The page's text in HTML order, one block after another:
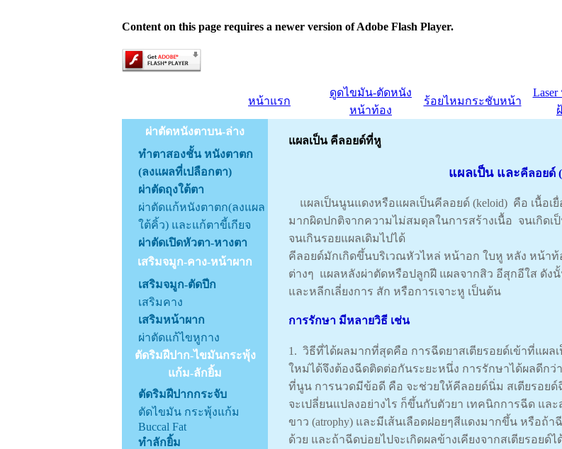
Content on this page requires a newer version of Adobe Flash Player.
หน้าแรก
ดูดไขมัน-ตัดหนัง
หน้าท้อง
ร้อยไหมกระชับหน้า
ผ่าตัดหนังตาบน-ล่าง
ทำตาสองชั้น หนังตาตก
(ลงแผลที่เปลือกตา)
ผ่าตัดถุงใต้ตา
ผ่าตัดแก้หนังตาตก(ลงแผล
ใต้คิ้ว) และแก้ตาขี้เกียจ
ผ่าตัดเปิดหัวตา-หางตา
เสริมจมูก-คาง-หน้าผาก
เสริมจมูก-ตัดปีก
เสริมคาง
เสริมหน้าผาก
ผ่าตัดแก้ไขหูกาง
ตัดริมฝีปาก-ไขมันกระพุ้ง
แก้ม-ลักยิ้ม
ตัดริมฝีปากกระจับ
ตัดไขมัน กระพุ้งแก้ม
Buccal Fat
ทำลักยิ้ม
แผลเป็น คีลอยด์ที่หู
แผลเป็น และคีลอยด์
แผลเป็นนูนแดงหรือแผลเป็นคีลอยด์ (keloid) คือ เนื้อเ
มากผิดปกติจากความไม่สมดุลในการสร้างเนื้อ จนเกิด
จนเกินรอยแผลเดิมไปได้
คีลอยด์มักเกิดขึ้นบริเวณหัวไหล่ หน้าอก ใบหู หลัง หน้าท้
ต่างๆ แผลหลังผ่าตัดหรือปลูกฝี แผลจากสิว อีสุกอีใส ดังนั้
และหลีกเลี่ยงการ สัก หรือการเจาะหู เป็นต้น
การรักษา มีหลายวิธี เช่น
1. วิธีที่ได้ผลมากที่สุดคือ การฉีดยาสเตียรอยด์เข้าที่แผ
ใหม่ได้จึงต้องฉีดติดต่อกันระยะหนึ่ง การรักษาได้ผลดีก
ที่นูน การนวดมีข้อดี คือ จะช่วยให้คีลอยด์นิ่ม สเตียรอยด์
จะเปลี่ยนแปลงอย่างไร ก็ขึ้นกับตัวยา เทคนิกการฉีด แ
ขาว (atrophy) และมีเส้นเลือดฝอยๆสีแดงมากขึ้น หรือถ้
ด้วย และถ้าฉีดบ่อยไปจะเกิดผลข้างเคียงจากสเตียรอยด์ไ